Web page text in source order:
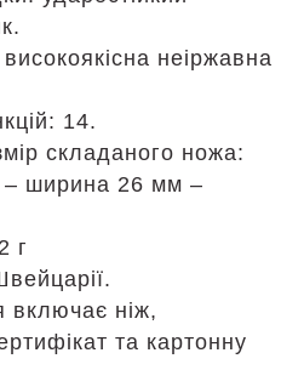
неіржавна
14.
складаного ножа:
ширина 26 мм –
г
включає ніж,
та картонну